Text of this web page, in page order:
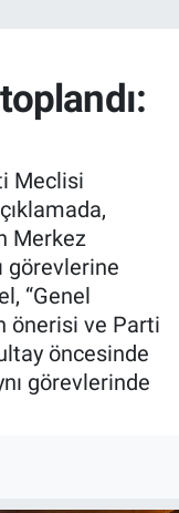
Meclisi
Merkez
görevlerine
“Genel
önerisi ve Parti
öncesinde
görevlerinde